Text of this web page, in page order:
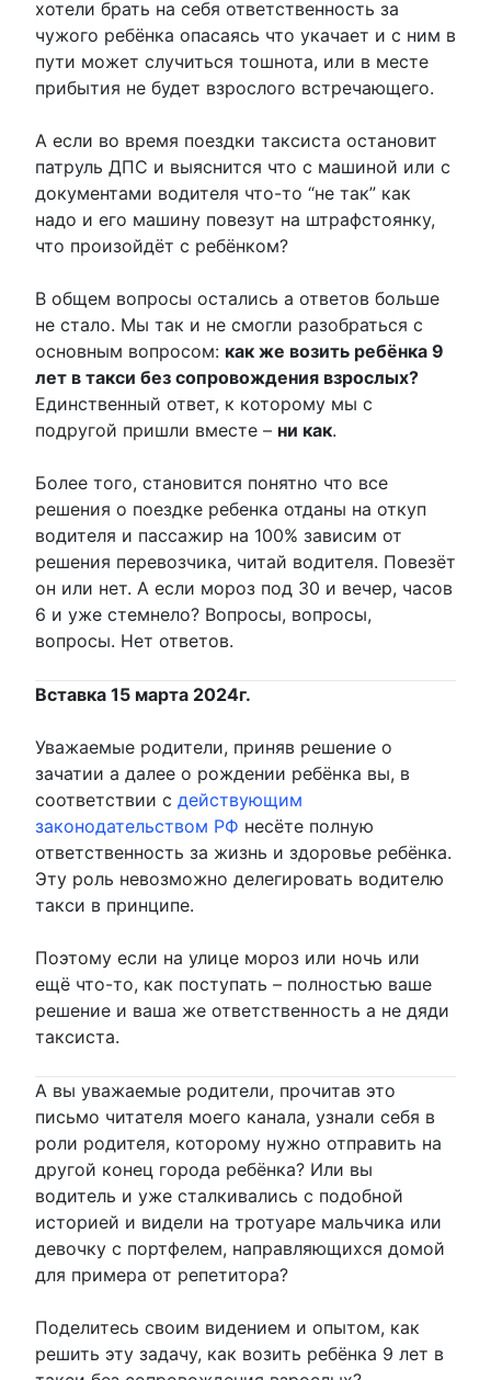
хотели брать на себя ответственность за
чужого ребёнка опасаясь что укачает и с ним в
пути может случиться тошнота, или в месте
прибытия не будет взрослого встречающего.
А если во время поездки таксиста остановит
патруль ДПС и выяснится что с машиной или с
документами водителя что-то “не так” как
надо и его машину повезут на штрафстоянку,
что произойдёт с ребёнком?
В общем вопросы остались а ответов больше
не стало. Мы так и не смогли разобраться с
основным вопросом: как же возить ребёнка 9
лет в такси без сопровождения взрослых?
Единственный ответ, к которому мы с
подругой пришли вместе – ни как.
Более того, становится понятно что все
решения о поездке ребенка отданы на откуп
водителя и пассажир на 100% зависим от
решения перевозчика, читай водителя. Повезёт
он или нет. А если мороз под 30 и вечер, часов
6 и уже стемнело? Вопросы, вопросы,
вопросы. Нет ответов.
Вставка 15 марта 2024г.
Уважаемые родители, приняв решение о
зачатии а далее о рождении ребёнка вы, в
соответствии с действующим
законодательством РФ несёте полную
ответственность за жизнь и здоровье ребёнка.
Эту роль невозможно делегировать водителю
такси в принципе.
Поэтому если на улице мороз или ночь или
ещё что-то, как поступать – полностью ваше
решение и ваша же ответственность а не дяди
таксиста.
А вы уважаемые родители, прочитав это
письмо читателя моего канала, узнали себя в
роли родителя, которому нужно отправить на
другой конец города ребёнка? Или вы
водитель и уже сталкивались с подобной
историей и видели на тротуаре мальчика или
девочку с портфелем, направляющихся домой
для примера от репетитора?
Поделитесь своим видением и опытом, как
решить эту задачу, как возить ребёнка 9 лет в